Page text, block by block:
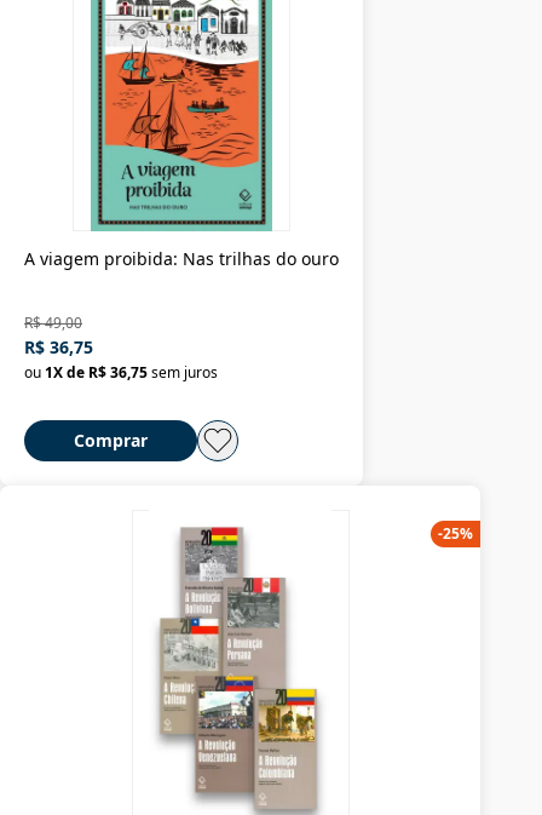
A viagem proibida: Nas trilhas do ouro
R$ 49,00
R$ 36,75
ou1X de R$ 36,75sem juros
Comprar
-25%